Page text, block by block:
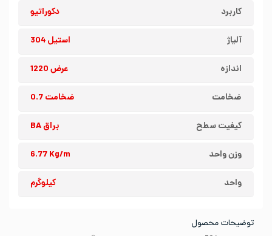
کاربرد دکوراتیو
آلیاژ استیل 304
اندازه عرض 1220
ضخامت ضخامت 0.7
کیفیت سطح براق BA
وزن واحد 6.77 Kg/m
واحد کیلوگرم
توضیحات محصول